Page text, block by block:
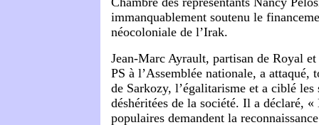
immanquablement soutenu le
néocoloniale de l’Irak.
Jean-Marc Ayrault, partisan de Royal
PS à l’Assemblée nationale, a attaqué,
de Sarkozy, l’égalitarisme et a ciblé les
déshéritées de la société. Il a déclaré,
populaires demandent la